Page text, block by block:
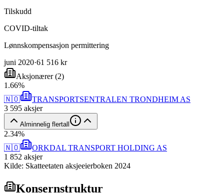
Tilskudd
COVID-tiltak
Lønnskompensasjon permittering
juni 2020·61 516 kr
Aksjonærer(2)
1 .66%
🇳🇴
TRANSPORTSENTRALEN TRONDHEIM AS
3 595 aksjer
Alminnelig flertall
2.34%
🇳🇴
ORKDAL TRANSPORT HOLDING AS
1 852 aksjer
Kilde: Skatteetaten aksjeeierboken 2024
Konsernstruktur